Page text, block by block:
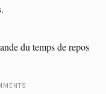
du temps de repos